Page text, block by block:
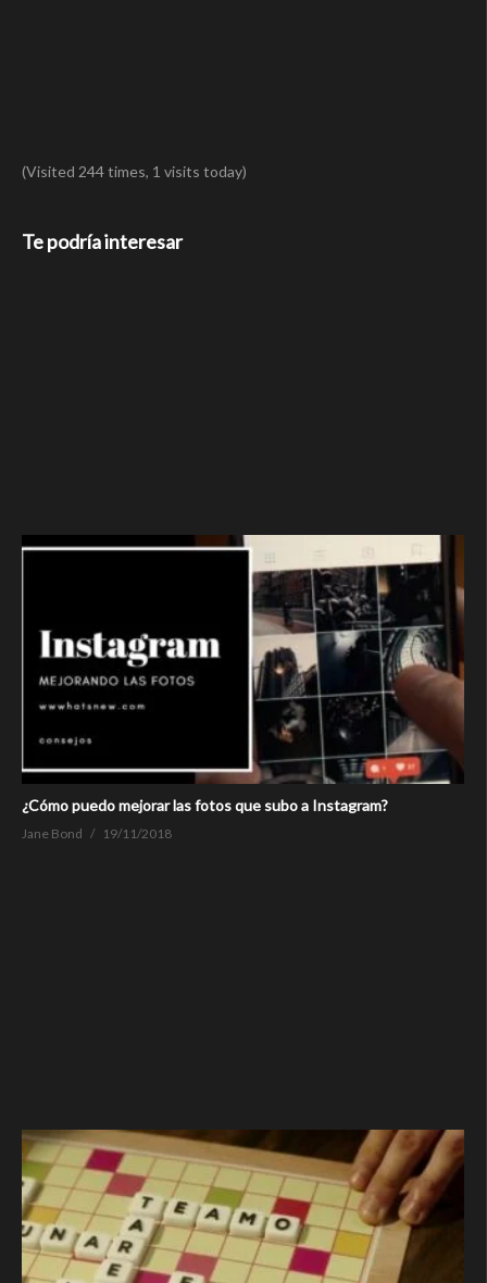
(Visited 244 times, 1 visits today)
Te podría interesar
¿Cómo puedo mejorar las fotos que subo a Instagram?
Jane Bond 19/11/2018